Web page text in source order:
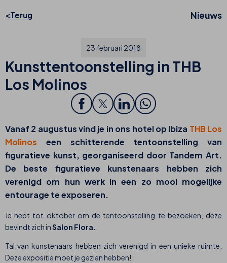
Terug Nieuws
23 februari 2018
Kunsttentoonstelling in THB
Los Molinos
Vanaf 2 augustus vind je in ons hotel op Ibiza THB Los
Molinos een schitterende tentoonstelling van
figuratieve kunst, georganiseerd door Tandem Art.
De beste figuratieve kunstenaars hebben zich
verenigd om hun werk in een zo mooi mogelijke
entourage te exposeren.
Je hebt tot oktober om de tentoonstelling te bezoeken, deze
bevindt zich inSalon Flora.
Tal van kunstenaars hebben zich verenigd in een unieke ruimte.
Deze expositie moet je gezien hebben!